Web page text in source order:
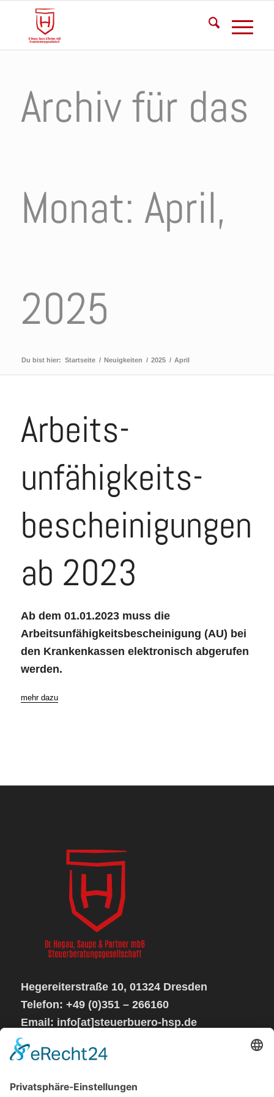
Archiv für das
Monat: April,
2025
Du bist hier: Startseite / Neuigkeiten / 2025 / April
Arbeits­
unfähigkeits­
bescheini­gungen
ab 2023
Ab dem 01.01.2023 muss die
Arbeitsunfähigkeitsbescheinigung (AU) bei
den Krankenkassen elektronisch abgerufen
werden.
mehr dazu
Hegereiterstraße 10, 01324 Dresden
Telefon: +49 (0)351 – 266160
Email: info[at]steuerbuero-hsp.de
Sprechzeiten:
Mo – Do von 08 – 17 Uhr